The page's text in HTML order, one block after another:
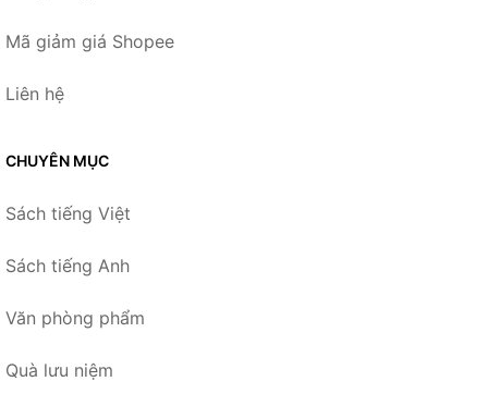
Mã giảm giá Shopee
Liên hệ
CHUYÊN MỤC
Sách tiếng Việt
Sách tiếng Anh
Văn phòng phẩm
Quà lưu niệm